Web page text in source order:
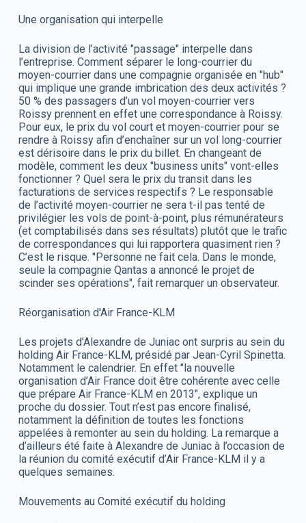
Une organisation qui interpelle
La division de l’activité "passage" interpelle dans
l’entreprise. Comment séparer le long-courrier du
moyen-courrier dans une compagnie organisée en "hub"
qui implique une grande imbrication des deux activités ?
50 % des passagers d’un vol moyen-courrier vers
Roissy prennent en effet une correspondance à Roissy.
Pour eux, le prix du vol court et moyen-courrier pour se
rendre à Roissy afin d’enchaîner sur un vol long-courrier
est dérisoire dans le prix du billet. En changeant de
modèle, comment les deux "business units" vont-elles
fonctionner ? Quel sera le prix du transit dans les
facturations de services respectifs ? Le responsable
de l’activité moyen-courrier ne sera t-il pas tenté de
privilégier les vols de point-à-point, plus rémunérateurs
(et comptabilisés dans ses résultats) plutôt que le trafic
de correspondances qui lui rapportera quasiment rien ?
C’est le risque. "Personne ne fait cela. Dans le monde,
seule la compagnie Qantas a annoncé le projet de
scinder ses opérations", fait remarquer un observateur.
Réorganisation d'Air France-KLM
Les projets d’Alexandre de Juniac ont surpris au sein du
holding Air France-KLM, présidé par Jean-Cyril Spinetta.
Notamment le calendrier. En effet "la nouvelle
organisation d’Air France doit être cohérente avec celle
que prépare Air France-KLM en 2013", explique un
proche du dossier. Tout n’est pas encore finalisé,
notamment la définition de toutes les fonctions
appelées à remonter au sein du holding. La remarque a
d’ailleurs été faite à Alexandre de Juniac à l’occasion de
la réunion du comité exécutif d’Air France-KLM il y a
quelques semaines.
Mouvements au Comité exécutif du holding